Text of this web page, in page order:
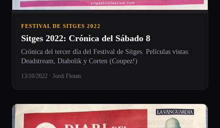
FESTIVAL DE SITGES 2022
Sitges 2022: Crónica del Sábado 8
Crónica del tercer día del Festival de Sitges. Películas vistas:
Deadstream, Diabolik y Corten (Coupez!)
13/10/2022 · Jordi Flotats